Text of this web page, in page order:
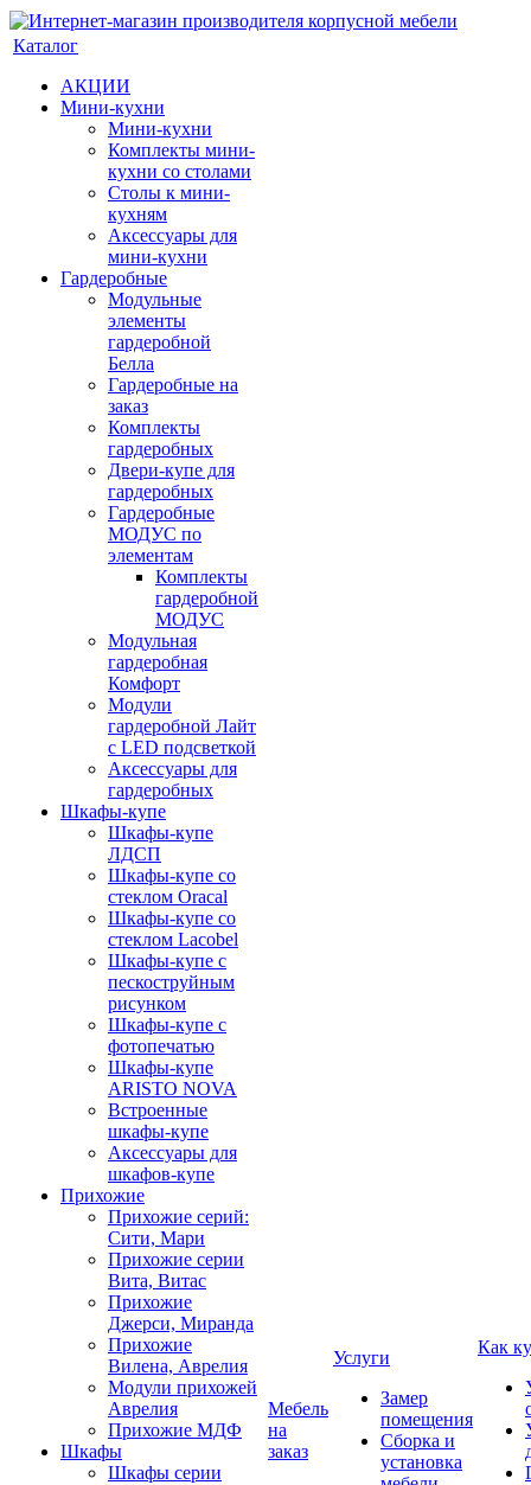
Каталог
АКЦИИ
Мини-кухни
Мини-кухни
Комплекты мини-
кухни со столами
Столы к мини-
кухням
Аксессуары для
мини-кухни
Гардеробные
Модульные
элементы
гардеробной
Белла
Гардеробные на
заказ
Комплекты
гардеробных
Двери-купе для
гардеробных
Гардеробные
МОДУС по
элементам
Комплекты
гардеробной
МОДУС
Модульная
гардеробная
Комфорт
Модули
гардеробной Лайт
с LED подсветкой
Аксессуары для
гардеробных
Шкафы-купе
Шкафы-купе
ЛДСП
Шкафы-купе со
стеклом Oracal
Шкафы-купе со
стеклом Lacobel
Шкафы-купе с
пескоструйным
рисунком
Шкафы-купе с
фотопечатью
Шкафы-купе
ARISTO NOVA
Встроенные
шкафы-купе
Аксессуары для
шкафов-купе
Прихожие
Прихожие серий:
Сити, Мари
Прихожие серии
Вита, Витас
Прихожие
Джерси, Миранда
Прихожие
Вилена, Аврелия
Модули прихожей
Аврелия
Прихожие МДФ
Шкафы
Шкафы серии
Мебель
на
заказ
Услуги
Замер
помещения
Сборка и
установка
Как